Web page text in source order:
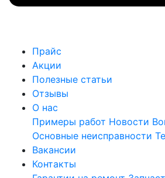
Прайс
Акции
Полезные статьи
Отзывы
О нас
Примеры работ Новости
Основные неисправности
Вакансии
Контакты